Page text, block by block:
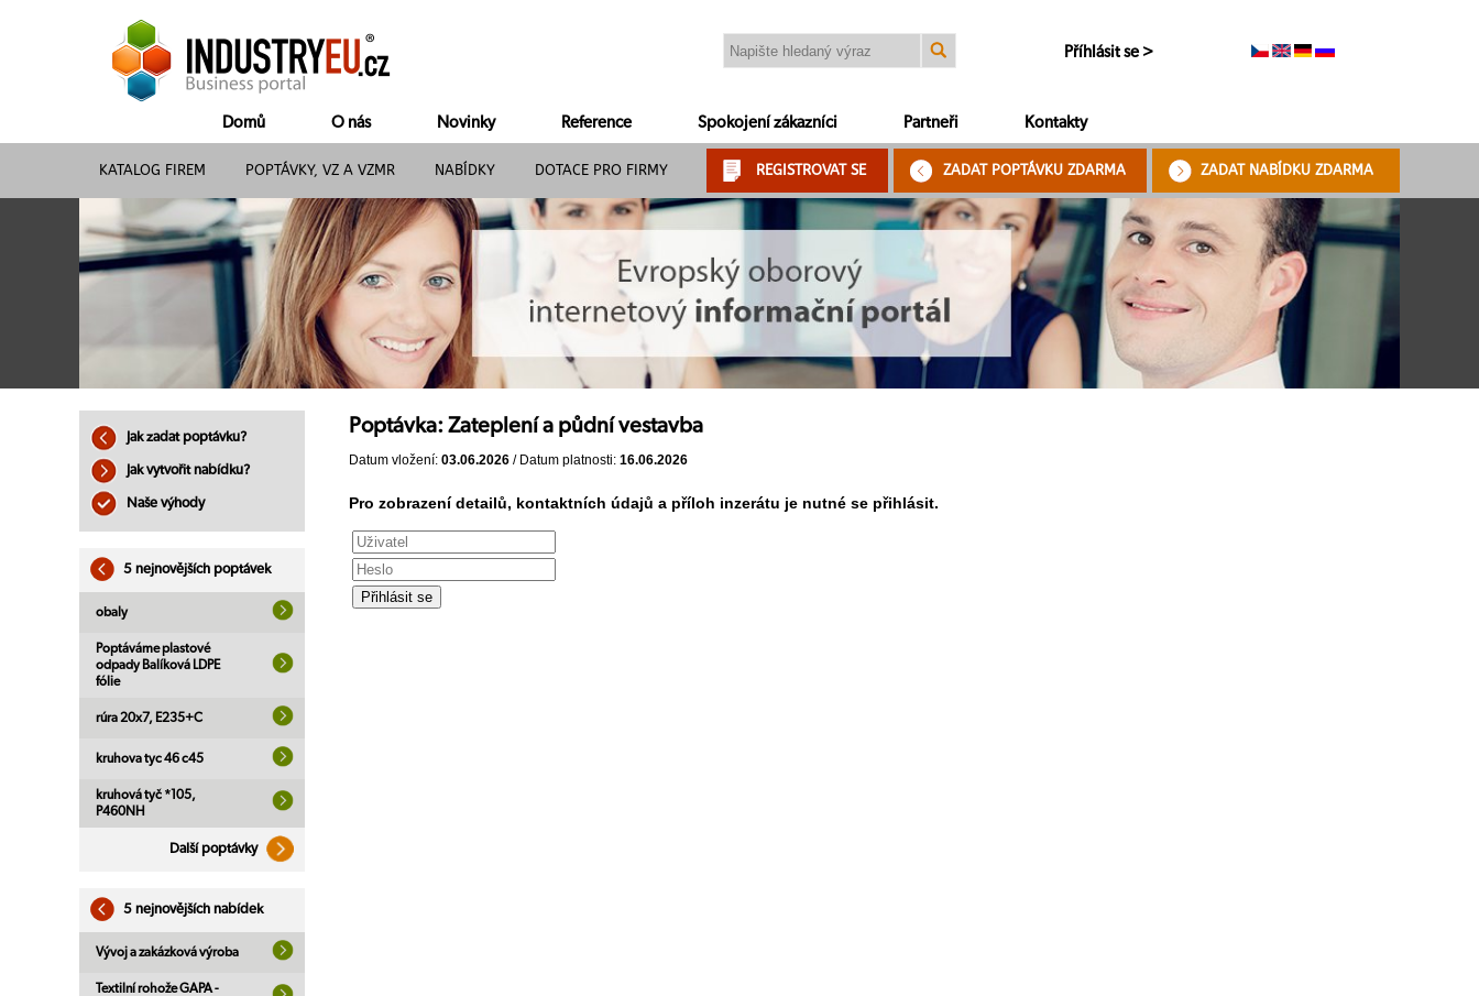
Příhlásit se >
Domů O nás Novinky Reference Spokojení zákazníci Partneři Kontakty
KATALOG FIREM POPTÁVKY, VZ A VZMR NABÍDKY DOTACE PRO FIRMY REGISTROVAT SE ZADAT POPTÁVKU ZDARMA ZADAT NABÍDKU ZDARMA
Jak zadat poptávku?
Jak vytvořit nabídku?
Naše výhody
5 nejnovějších poptávek
obaly
Poptáváme plastové
odpady Balíková LDPE
fólie
rúra 20x7, E235+C
kruhova tyc 46 c45
kruhová tyč *105,
P460NH
Další poptávky
5 nejnovějších nabídek
Vývoj a zakázková výroba
Textilní rohože GAPA -
Poptávka: Zateplení a půdní vestavba
Datum vložení: 03.06.2026 / Datum platnosti: 16.06.2026
Pro zobrazení detailů, kontaktních údajů a příloh inzerátu je nutné se přihlásit.